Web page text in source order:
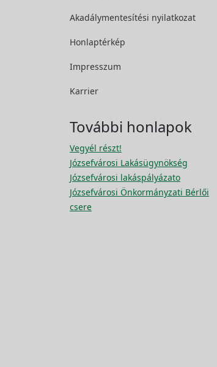
Akadálymentesítési nyilatkozat
Honlaptérkép
Impresszum
Karrier
További honlapok
Vegyél részt!
Józsefvárosi Lakásügynökség
Józsefvárosi lakáspályázato
Józsefvárosi Önkormányzati Bérlői
csere